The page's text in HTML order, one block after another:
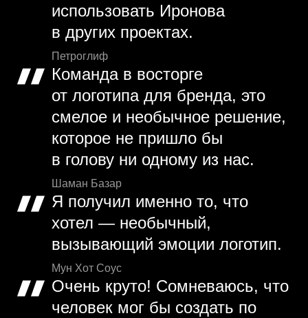
использовать Иронова
в других проектах.
Петроглиф
Команда в восторге
от логотипа для бренда, это
смелое и необычное решение,
которое не пришло бы
в голову ни одному из нас.
Шаман Базар
Я получил именно то, что
хотел — необычный,
вызывающий эмоции логотип.
Мун Хот Соус
Очень круто! Сомневаюсь, что
человек мог бы создать по